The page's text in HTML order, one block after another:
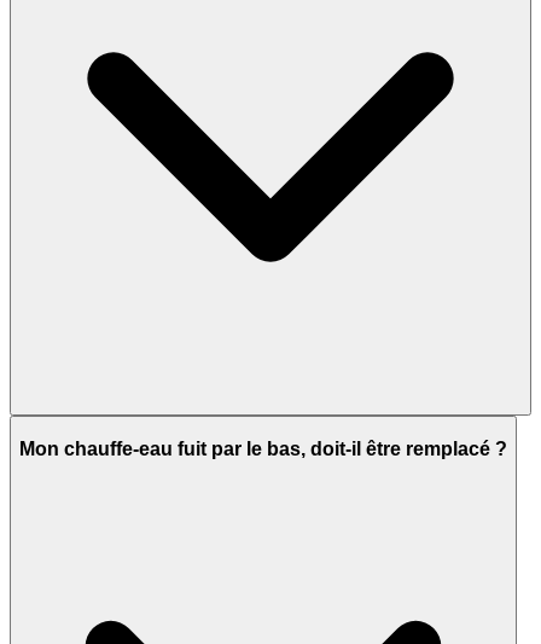
Mon chauffe-eau fuit par le bas, doit-il être remplacé ?